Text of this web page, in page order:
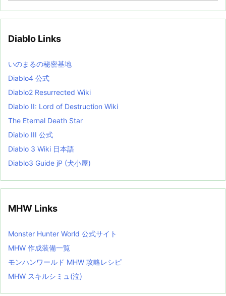
e
i
s
t
Diablo Links
いのまるの秘密基地
Diablo4 公式
Diablo2 Resurrected Wiki
Diablo II: Lord of Destruction Wiki
The Eternal Death Star
Diablo III 公式
Diablo 3 Wiki 日本語
Diablo3 Guide jP (犬小屋)
MHW Links
Monster Hunter World 公式サイト
MHW 作成装備一覧
モンハンワールド MHW 攻略レシピ
MHW スキルシミュ(泣)